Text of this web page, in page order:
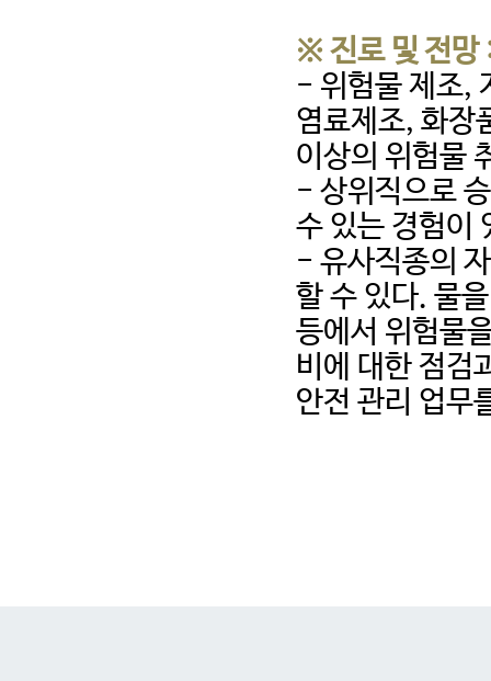
※ 진로 및 전
- 위험물 제조,
염료제조, 화장
이상의 위험물
- 상위직으로
수 있는 경험이
- 유사직종의
할 수 있다. 물
등에서 위험물
비에 대한 점검
안전 관리 업무